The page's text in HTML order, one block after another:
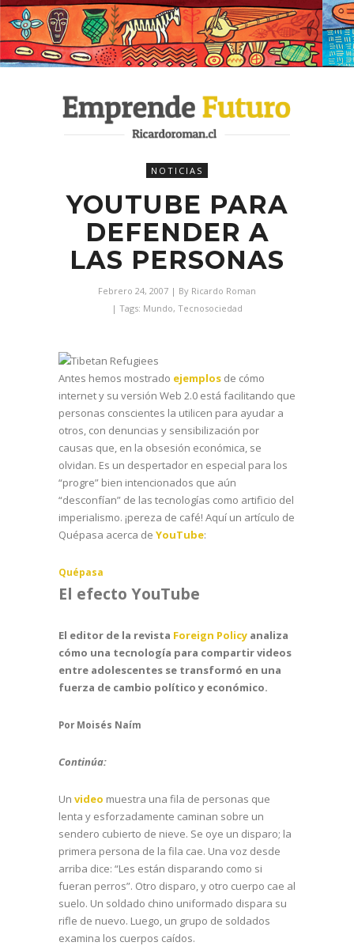
NOTICIAS
YOUTUBE PARA
DEFENDER A
LAS PERSONAS
Febrero 24, 2007 | By Ricardo Roman
| Tags: Mundo, Tecnosociedad
Antes hemos mostrado ejemplos de cómo
internet y su versión Web 2.0 está facilitando que
personas conscientes la utilicen para ayudar a
otros, con denuncias y sensibilización por
causas que, en la obsesión económica, se
olvidan. Es un despertador en especial para los
“progre” bien intencionados que aún
“desconfían” de las tecnologías como artificio del
imperialismo. ¡pereza de café! Aquí un artículo de
Quépasa acerca de YouTube:
Quépasa
El efecto YouTube
El editor de la revista Foreign Policy analiza
cómo una tecnología para compartir videos
entre adolescentes se transformó en una
fuerza de cambio político y económico.
Por Moisés Naím
Continúa:
Un video muestra una fila de personas que
lenta y esforzadamente caminan sobre un
sendero cubierto de nieve. Se oye un disparo; la
primera persona de la fila cae. Una voz desde
arriba dice: “Les están disparando como si
fueran perros”. Otro disparo, y otro cuerpo cae al
suelo. Un soldado chino uniformado dispara su
rifle de nuevo. Luego, un grupo de soldados
examina los cuerpos caídos.